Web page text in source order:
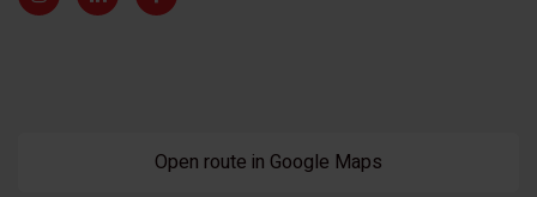
Open route in Google Maps